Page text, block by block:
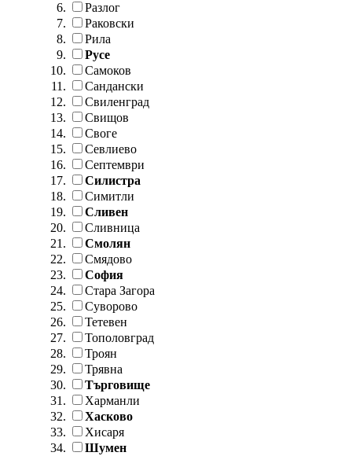
Разлог
Раковски
Рила
Русе
Самоков
Сандански
Свиленград
Свищов
Своге
Севлиево
Септември
Силистра
Симитли
Сливен
Сливница
Смолян
Смядово
София
Стара Загора
Суворово
Тетевен
Тополовград
Троян
Трявна
Търговище
Харманли
Хасково
Хисаря
Шумен